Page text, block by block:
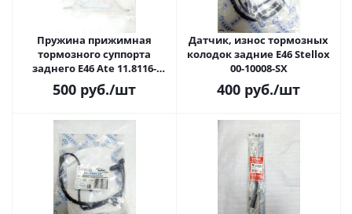
Пружина прижимная
тормозного суппорта
заднего E46 Ate 11.8116-
0094.1
500 руб./шт
Датчик, износ тормозных
колодок задние E46 Stellox
00-10008-SX
400 руб./шт